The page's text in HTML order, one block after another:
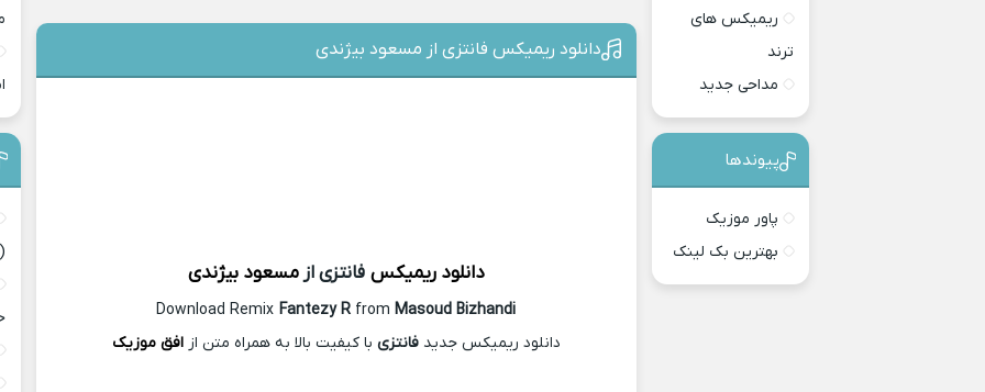
دانلود ریمیکس فانتزی از مسعود بیژندی
دانلود ریمیکس فانتزی ازمسعود بیژندی
Download Remix Fantezy R from Masoud Bizhandi
دانلود ریمیکس جدیدفانتزی با کیفیت بالا به همراه متن ازافق موزیک
ریمیکس های
ترند
مداحی جدید
پیوندها
پاور موزیک
بهترین بک لینک